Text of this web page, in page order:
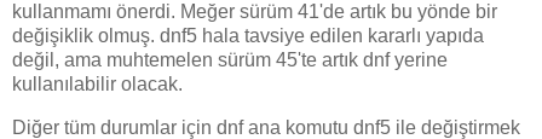
kullanmamı önerdi. Meğer sürüm 41'de artık bu yönde bir
değişiklik olmuş. dnf5 hala tavsiye edilen kararlı yapıda
değil, ama muhtemelen sürüm 45'te artık dnf yerine
kullanılabilir olacak.
Diğer tüm durumlar için dnf ana komutu dnf5 ile değiştirmek